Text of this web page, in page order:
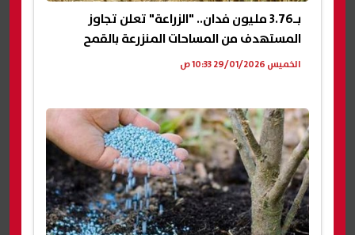
بـ3.76 مليون فدان.. "الزراعة" تعلن تجاوز
المستهدف من المساحات المنزرعة بالقمح
الخميس 29/01/2026 10:33 ص